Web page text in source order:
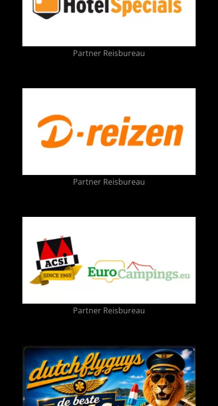
Partner Reisbureau
Partner Reisbureau
Partner Reisbureau